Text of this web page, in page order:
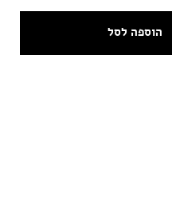
הוספה לסל